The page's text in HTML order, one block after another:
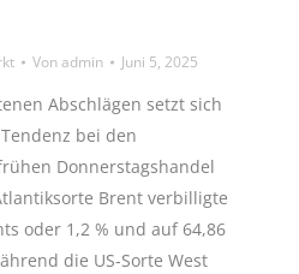
Vonadmin Juni 5, 2025
Abschlägen setzt sich
bei den
Donnerstagshandel
Brent verbilligte
oder 1,2 % und auf 64,86
die US-Sorte West